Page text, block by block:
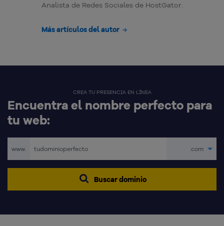
Analista de Redes Sociales de HostGator.
Más artículos del autor
CREA TU PRESENCIA EN LÍNEA
Encuentra el nombre perfecto para
tu web:
www. .com
Buscar dominio